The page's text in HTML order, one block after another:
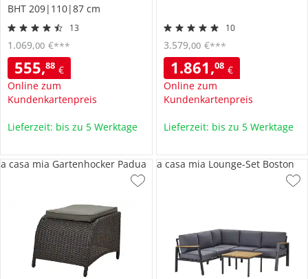
BHT 209|110|87 cm
13
555,88 €
Online zum
Kundenkartenpreis
1.069,00 €***
Lieferzeit: bis zu 5 Werktage
10
1.861,08 €
Online zum
Kundenkartenpreis
3.579,00 €***
Lieferzeit: bis zu 5 Werktage
a casa mia Gartenhocker Padua a casa mia Lounge-Set Boston